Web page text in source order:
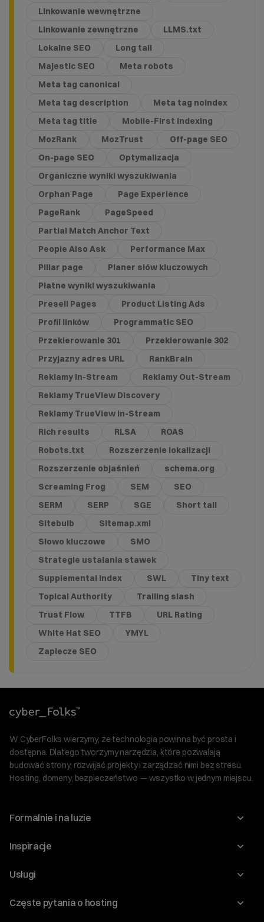
Linkowanie wewnętrzne
Linkowanie zewnętrzne
LLMS.txt
Lokalne SEO
Long tail
Majestic SEO
Meta robots
Meta tag canonical
Meta tag description
Meta tag noindex
Meta tag title
Mobile-First Indexing
MozRank
MozTrust
Off-page SEO
On-page SEO
Optymalizacja
Organiczne wyniki wyszukiwania
Orphan Page
Page Experience
PageRank
PageSpeed
Partial Match Anchor Text
People Also Ask
Performance Max
Pillar page
Planer słów kluczowych
Płatne wyniki wyszukiwania
Presell Pages
Product Listing Ads
Profil linków
Programmatic SEO
Przekierowanie 301
Przekierowanie 302
Przyjazny adres URL
RankBrain
Reklamy In-Stream
Reklamy Out-Stream
Reklamy TrueView Discovery
Reklamy TrueView in-Stream
Rich results
RLSA
ROAS
Robots.txt
Rozszerzenie lokalizacji
Rozszerzenie objaśnień
schema.org
Screaming Frog
SEM
SEO
SERM
SERP SGE
Short tail
Sitebulb
Sitemap.xml
Słowo kluczowe
SMO
Strategie ustalania stawek
Supplemental index
SWL
Tiny text
Topical Authority
Trailing slash
Trust Flow
TTFB
URL Rating
White Hat SEO
YMYL
Zaplecze SEO
W CyberFolks wierzymy, że technologia powinna być prosta i
dostępna. Dlatego tworzymy narzędzia, które pozwalają
budować strony, rozwijać projekty i zarządzać nimi bez stresu.
Hosting, domeny, bezpieczeństwo — wszystko w jednym miejscu.
Formalnie i na luzie
O nas
Program Korzyści dla Inwestorów
Regulaminy i specyfikacje
Inspiracje
Blog
WordPress
Usługi
Domeny
Częste pytania o hosting